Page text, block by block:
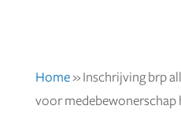
Home» Inschrijving brp
voor medebewonerschap